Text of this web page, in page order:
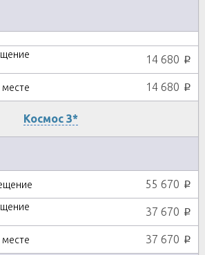
14 680 p
14 680 p
Космос 3*
55 670 p
37 670 p
37 670 p